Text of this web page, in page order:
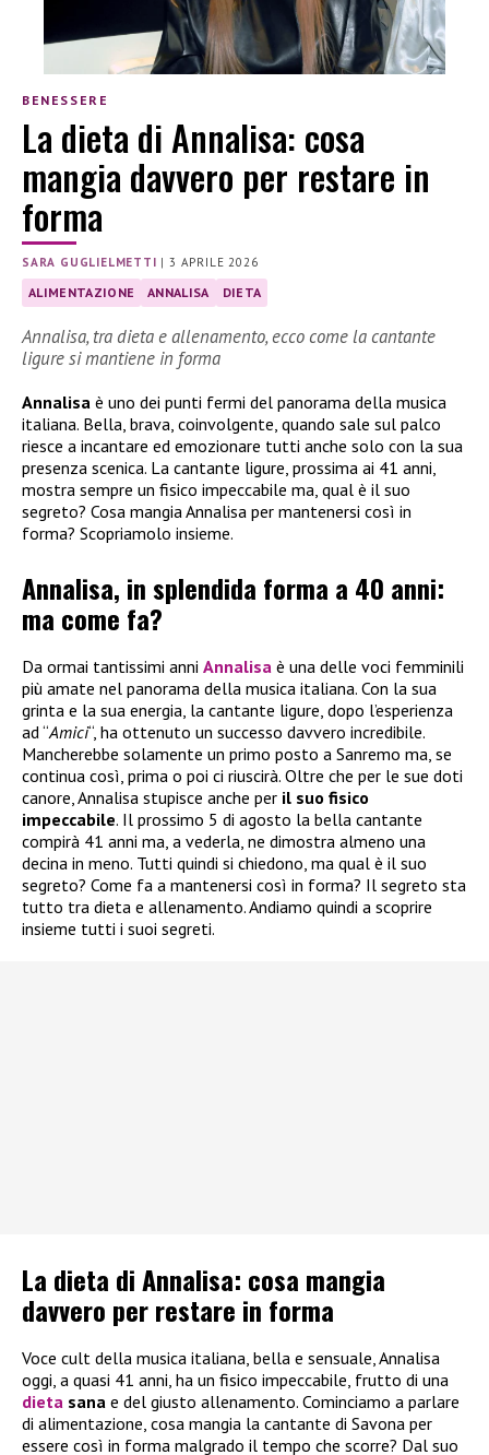
BENESSERE
La dieta di Annalisa: cosa
mangia davvero per restare in
forma
SARA GUGLIELMETTI |3 APRILE 2026
ALIMENTAZIONE ANNALISA DIETA
Annalisa, tra dieta e allenamento, ecco come la cantante
ligure si mantiene in forma
Annalisa è uno dei punti fermi del panorama della musica
italiana. Bella, brava, coinvolgente, quando sale sul palco
riesce a incantare ed emozionare tutti anche solo con la sua
presenza scenica. La cantante ligure, prossima ai 41 anni,
mostra sempre un fisico impeccabile ma, qual è il suo
segreto? Cosa mangia Annalisa per mantenersi così in
forma? Scopriamolo insieme.
Annalisa, in splendida forma a 40 anni:
ma come fa?
Da ormai tantissimi anni Annalisa è una delle voci femminili
più amate nel panorama della musica italiana. Con la sua
grinta e la sua energia, la cantante ligure, dopo l’esperienza
ad “Amici“, ha ottenuto un successo davvero incredibile.
Mancherebbe solamente un primo posto a Sanremo ma, se
continua così, prima o poi ci riuscirà. Oltre che per le sue doti
canore, Annalisa stupisce anche per il suo fisico
impeccabile. Il prossimo 5 di agosto la bella cantante
compirà 41 anni ma, a vederla, ne dimostra almeno una
decina in meno. Tutti quindi si chiedono, ma qual è il suo
segreto? Come fa a mantenersi così in forma? Il segreto sta
tutto tra dieta e allenamento. Andiamo quindi a scoprire
insieme tutti i suoi segreti.
La dieta di Annalisa: cosa mangia
davvero per restare in forma
Voce cult della musica italiana, bella e sensuale, Annalisa
oggi, a quasi 41 anni, ha un fisico impeccabile, frutto di una
dieta sana e del giusto allenamento. Cominciamo a parlare
di alimentazione, cosa mangia la cantante di Savona per
essere così in forma malgrado il tempo che scorre? Dal suo